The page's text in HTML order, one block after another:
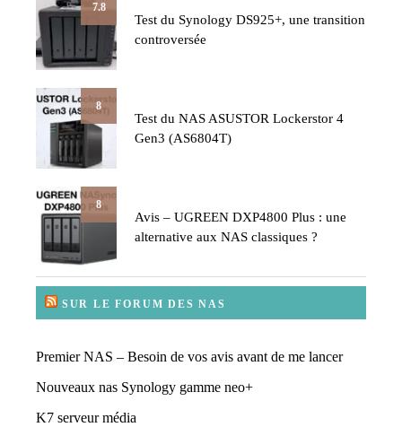
7.8
Test du Synology DS925+, une transition
controversée
8
Test du NAS ASUSTOR Lockerstor 4
Gen3 (AS6804T)
8
Avis – UGREEN DXP4800 Plus : une
alternative aux NAS classiques ?
SUR LE FORUM DES NAS
Premier NAS – Besoin de vos avis avant de me lancer
Nouveaux nas Synology gamme neo+
K7 serveur média